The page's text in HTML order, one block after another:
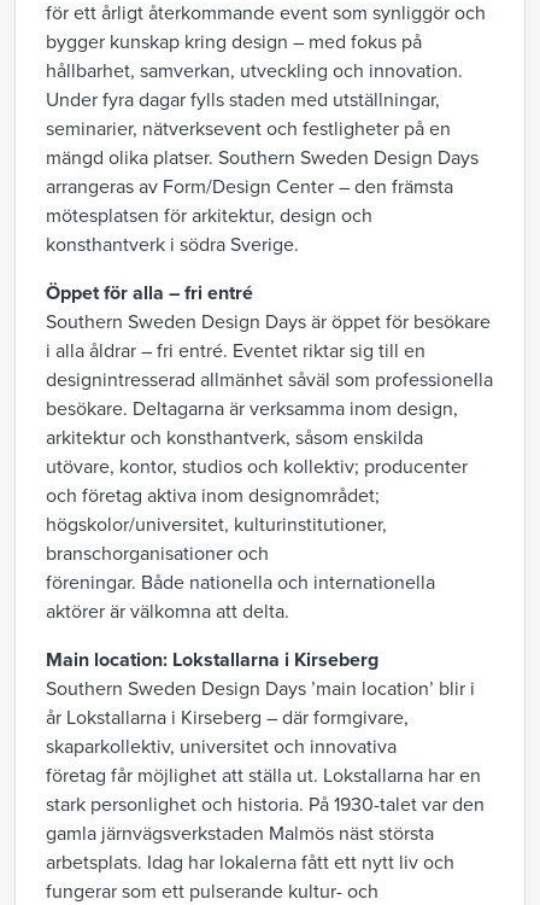
för ett årligt återkommande event som synliggör och
bygger kunskap kring design – med fokus på
hållbarhet, samverkan, utveckling och innovation.
Under fyra dagar fylls staden med utställningar,
seminarier, nätverksevent och festligheter på en
mängd olika platser. Southern Sweden Design Days
arrangeras av Form/Design Center – den främsta
mötesplatsen för arkitektur, design och
konsthantverk i södra Sverige.
Öppet för alla – fri entré
Southern Sweden Design Days är öppet för besökare
i alla åldrar – fri entré. Eventet riktar sig till en
designintresserad allmänhet såväl som professionella
besökare. Deltagarna är verksamma inom design,
arkitektur och konsthantverk, såsom enskilda
utövare, kontor, studios och kollektiv; producenter
och företag aktiva inom designområdet;
högskolor/universitet, kulturinstitutioner,
branschorganisationer och
föreningar. Både nationella och internationella
aktörer är välkomna att delta.
Main location: Lokstallarna i Kirseberg
Southern Sweden Design Days ’main location’ blir i
år Lokstallarna i Kirseberg – där formgivare,
skaparkollektiv, universitet och innovativa
företag får möjlighet att ställa ut. Lokstallarna har en
stark personlighet och historia. På 1930-talet var den
gamla järnvägsverkstaden Malmös näst största
arbetsplats. Idag har lokalerna fått ett nytt liv och
fungerar som ett pulserande kultur- och